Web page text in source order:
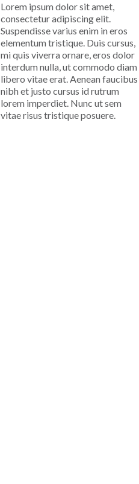
Lorem ipsum dolor sit amet,
consectetur adipiscing elit.
Suspendisse varius enim in eros
elementum tristique. Duis cursus,
mi quis viverra ornare, eros dolor
interdum nulla, ut commodo diam
libero vitae erat. Aenean faucibus
nibh et justo cursus id rutrum
lorem imperdiet. Nunc ut sem
vitae risus tristique posuere.